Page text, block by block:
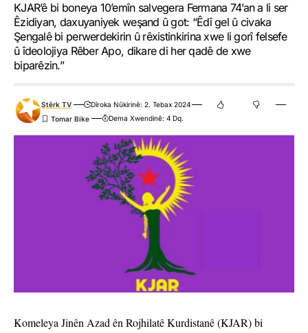
KJAR’ê bi boneya 10’emîn salvegera Fermana 74’an a li ser
Êzidiyan, daxuyaniyek weşand û got: “Êdî gel û civaka
Şengalê bi perwerdekirin û rêxistinkirina xwe li gorî felsefe
û îdeolojiya Rêber Apo, dikare di her qadê de xwe
biparêzin.”
Stêrk TV
Dîroka Nûkirinê: 2. Tebax 2024
Dema Xwendinê: 4 Dq.
Komeleya Jinên Azad ên Rojhilatê Kurdistanê (KJAR) bi